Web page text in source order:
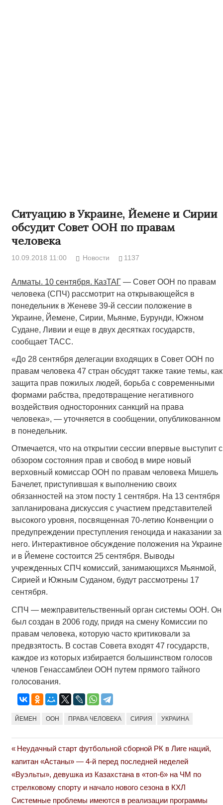
Ситуацию в Украине, Йемене и Сирии
обсудит Совет ООН по правам
человека
10.09.2018 11:00 Новости 1137
Алматы. 10 сентября. КазТАГ— Совет ООН по правам
человека (СПЧ) рассмотрит на открывающейся в
понедельник в Женеве 39-й сессии положение в
Украине, Йемене, Сирии, Мьянме, Бурунди, Южном
Судане, Ливии и еще в двух десятках государств,
сообщает ТАСС.
«До 28 сентября делегации входящих в Совет ООН по
правам человека 47 стран обсудят также такие темы, как
защита прав пожилых людей, борьба с современными
формами рабства, предотвращение негативного
воздействия односторонних санкций на права
человека», — уточняется в сообщении, опубликованном
в понедельник.
Отмечается, что на открытии сессии впервые выступит с
обзором состояния прав и свобод в мире новый
верховный комиссар ООН по правам человека Мишель
Бачелет, приступившая к выполнению своих
обязанностей на этом посту 1 сентября. На 13 сентября
запланирована дискуссия с участием представителей
высокого уровня, посвященная 70-летию Конвенции о
предупреждении преступления геноцида и наказании за
него. Интерактивное обсуждение положения на Украине
и в Йемене состоится 25 сентября. Выводы
учрежденных СПЧ комиссий, занимающихся Мьянмой,
Сирией и Южным Суданом, будут рассмотрены 17
сентября.
СПЧ — межправительственный орган системы ООН. Он
был создан в 2006 году, придя на смену Комиссии по
правам человека, которую часто критиковали за
предвзятость. В состав Совета входят 47 государств,
каждое из которых избирается большинством голосов
членов Генассамблеи ООН путем прямого тайного
голосования.
ЙЕМЕН ООН ПРАВА ЧЕЛОВЕКА СИРИЯ УКРАИНА
Навигация
по
записям
Previous
Post:
Неудачный старт футбольной сборной РК в Лиге наций,
капитан «Астаны» — 4-й перед последней неделей
«Вуэльты», девушка из Казахстана в «топ-6» на ЧМ по
стрелковому спорту и начало нового сезона в КХЛ
Next
Системные проблемы имеются в реализации программы